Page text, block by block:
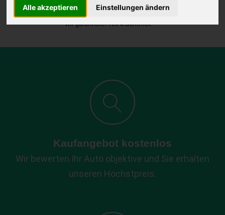
Alle akzeptieren Einstellungen ändern
geteilt.
Wir garantieren 100% Sicherheit.
Kaufangebot kostenlos
Wir bewerten Ihr Auto objektive und Sie erhalten
unseren Höchstpreis.